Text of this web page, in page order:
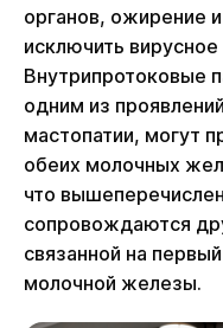
органов, ожирение
исключить
Внутрипротоковые
одним из
мастопатии, могут
обеих молочных
что
сопровождаются
связанной на
молочной железы.